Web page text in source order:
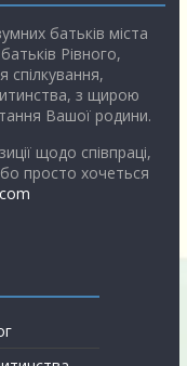
батьків міста
Рівного,
з щирою
Вашої родини.
щодо співпраці,
просто хочеться